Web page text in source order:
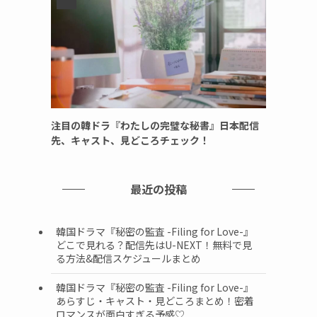
注目の韓ドラ『わたしの完璧な秘書』日本配信
先、キャスト、見どころチェック！
最近の投稿
韓国ドラマ『秘密の監査 -Filing for Love-』
どこで見れる？配信先はU-NEXT！無料で見
る方法&配信スケジュールまとめ
韓国ドラマ『秘密の監査 -Filing for Love-』
あらすじ・キャスト・見どころまとめ！密着